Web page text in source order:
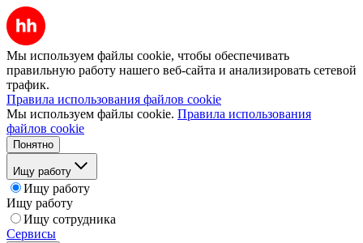
Мы используем файлы cookie, чтобы обеспечивать
правильную работу нашего веб-сайта и анализировать сетевой
трафик.
Правила использования файлов cookie
Мы используем файлы cookie. Правила использования
файлов cookie
Понятно
Ищу работу
Ищу работу
Ищу работу
Ищу сотрудника
Сервисы